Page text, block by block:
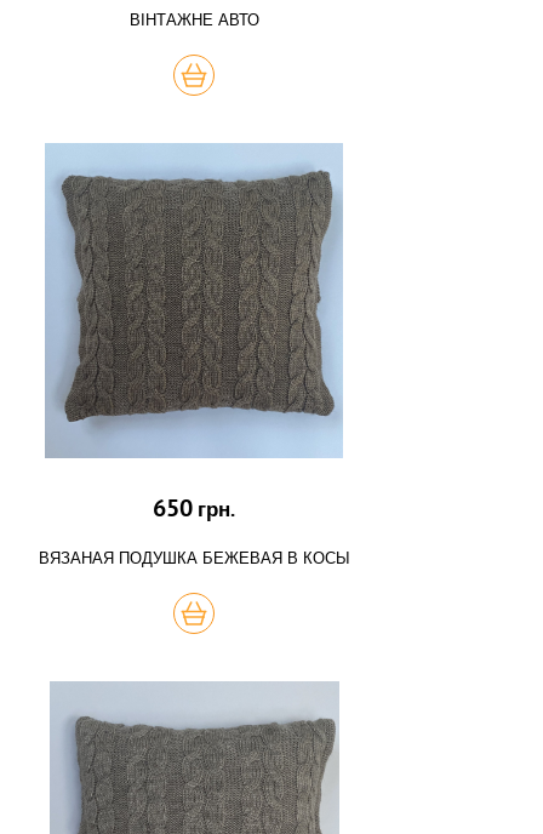
ВІНТАЖНЕ АВТО
КУПИТЬ
650 грн.
ВЯЗАНАЯ ПОДУШКА БЕЖЕВАЯ В КОСЫ
КУПИТЬ